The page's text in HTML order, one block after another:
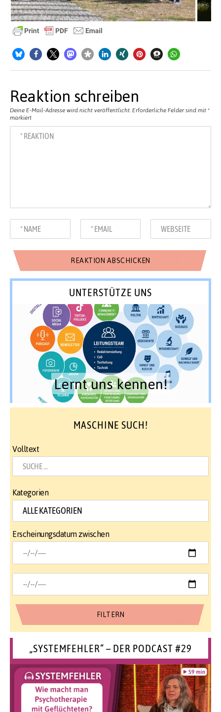
Reaktion schreiben
Deine E-Mail-Adresse wird nicht veröffentlicht. Erforderliche Felder sind mit *
markiert
UNTERSTÜTZE UNS
Lernt uns kennen!
MASCHINE SUCH!
Volltext
Kategorien
Erscheinungsdatum zwischen
„SYSTEMFEHLER“ – DER PODCAST #29